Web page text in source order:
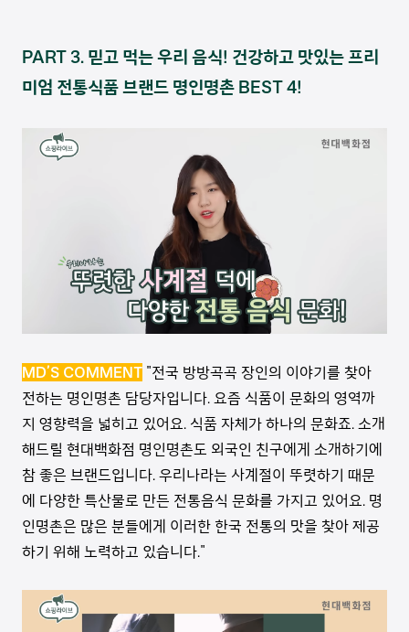
PART 3. 믿고 먹는 우리 음식! 건강하고 맛있는 프리
미엄 전통식품 브랜드 명인명촌 BEST 4!
MD’S COMMENT "전국 방방곡곡 장인의 이야기를 찾아
전하는 명인명촌 담당자입니다. 요즘 식품이 문화의 영역까
지 영향력을 넓히고 있어요. 식품 자체가 하나의 문화죠. 소개
해드릴 현대백화점 명인명촌도 외국인 친구에게 소개하기에
참 좋은 브랜드입니다. 우리나라는 사계절이 뚜렷하기 때문
에 다양한 특산물로 만든 전통음식 문화를 가지고 있어요. 명
인명촌은 많은 분들에게 이러한 한국 전통의 맛을 찾아 제공
하기 위해 노력하고 있습니다."